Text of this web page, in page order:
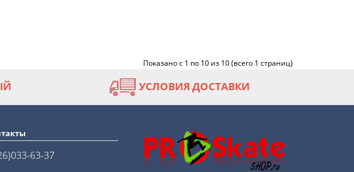
Показано с 1 по 10 из 10 (всего 1 страниц)
УСЛОВИЯ ДОСТАВКИ
63-37